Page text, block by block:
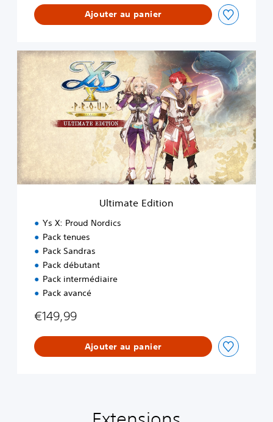
Ajouter au panier
U
l
i
m
a
t
i
t
Ultimate Edition
Ys X: Proud Nordics
Pack tenues
Pack Sandras
Pack débutant
Pack intermédiaire
Pack avancé
€149,99
Ajouter au panier